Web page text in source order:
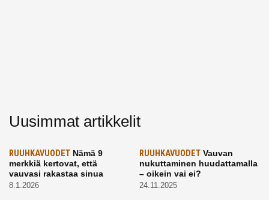
Uusimmat artikkelit
RUUHKAVUODET Nämä 9
merkkiä kertovat, että
vauvasi rakastaa sinua
8.1.2026
RUUHKAVUODETVauvan
nukuttaminen huudattamalla
– oikein vai ei?
24.11.2025